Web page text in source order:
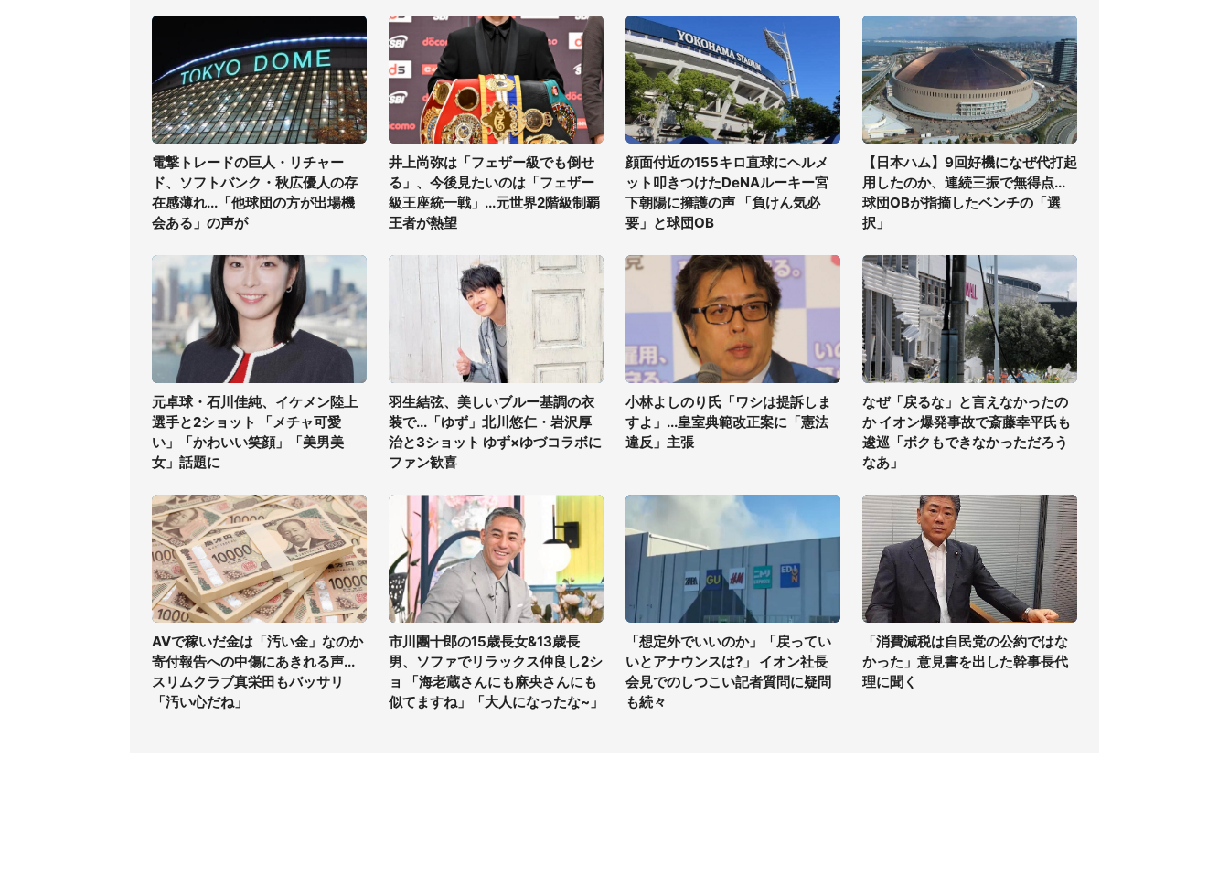
電撃トレードの巨人・リチャー
ド、ソフトバンク・秋広優人の存
在感薄れ...「他球団の方が出場機
会ある」の声が
井上尚弥は「フェザー級でも倒せ
る」、今後見たいのは「フェザー
級王座統一戦」...元世界2階級制覇
王者が熱望
顔面付近の155キロ直球にヘルメ
ット叩きつけたDeNAルーキー宮
下朝陽に擁護の声 「負けん気必
要」と球団OB
【日本ハム】9回好機になぜ代打起
用したのか、連続三振で無得点...
球団OBが指摘したベンチの「選
択」
元卓球・石川佳純、イケメン陸上
選手と2ショット 「メチャ可愛
い」「かわいい笑顔」「美男美
女」話題に
羽生結弦、美しいブルー基調の衣
装で...「ゆず」北川悠仁・岩沢厚
治と3ショット ゆず×ゆづコラボに
ファン歓喜
小林よしのり氏「ワシは提訴しま
すよ」...皇室典範改正案に「憲法
違反」主張
なぜ「戻るな」と言えなかったの
か イオン爆発事故で斎藤幸平氏も
逡巡「ボクもできなかっただろう
なあ」
AVで稼いだ金は「汚い金」なのか
寄付報告への中傷にあきれる声...
スリムクラブ真栄田もバッサリ
「汚い心だね」
市川團十郎の15歳長女&13歳長
男、ソファでリラックス仲良し2シ
ョ 「海老蔵さんにも麻央さんにも
似てますね」「大人になったな~」
「想定外でいいのか」「戻ってい
いとアナウンスは?」 イオン社長
会見でのしつこい記者質問に疑問
も続々
「消費減税は自民党の公約ではな
かった」意見書を出した幹事長代
理に聞く